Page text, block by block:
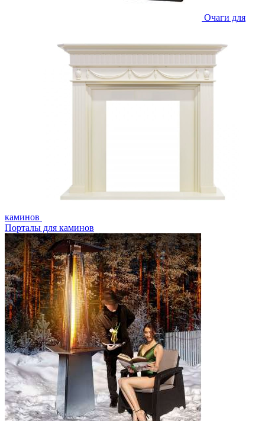
Очаги для
каминов
Порталы для каминов